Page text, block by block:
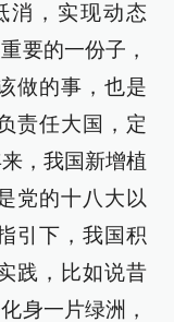
消，实现动态
要的一份子，
做的事，也是
责任大国，定
，我国新增植
党的十八大以
引下，我国积
践，比如说昔
身一片绿洲，